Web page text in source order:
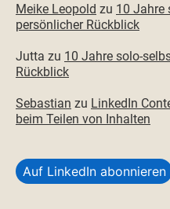
Meike Leopold zu 10 Jahre
persönlicher Rückblick
Jutta zu 10 Jahre solo-
Rückblick
Sebastian zu LinkedIn
beim Teilen von Inhalten
Auf LinkedIn abonnieren